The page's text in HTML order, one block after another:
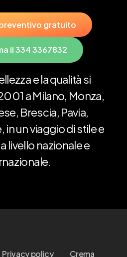
reventivo gratuito
a il 334 3367832
elaqualitàsi
aMilano, Monza,
Brescia, Pavia,
inunviaggiodistilee
a livello nazionalee
Privacy policy Crema